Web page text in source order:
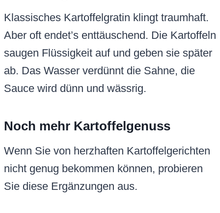
Klassisches Kartoffelgratin klingt traumhaft.
Aber oft endet’s enttäuschend. Die Kartoffeln
saugen Flüssigkeit auf und geben sie später
ab. Das Wasser verdünnt die Sahne, die
Sauce wird dünn und wässrig.
Noch mehr Kartoffelgenuss
Wenn Sie von herzhaften Kartoffelgerichten
nicht genug bekommen können, probieren
Sie diese Ergänzungen aus.